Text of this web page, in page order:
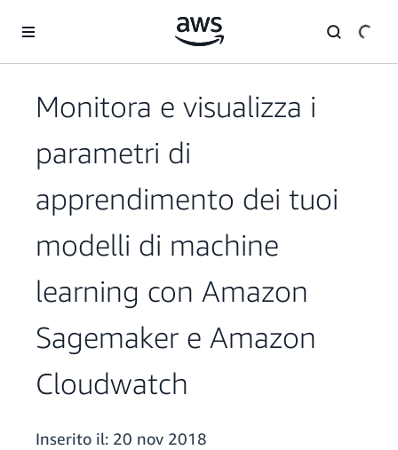
Monitora e visualizza i
parametri di
apprendimento dei tuoi
modelli di machine
learning con Amazon
Sagemaker e Amazon
Cloudwatch
Inserito il: 20 nov 2018